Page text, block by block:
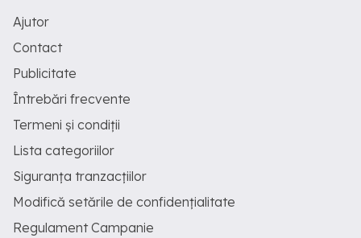
Ajutor
Contact
Publicitate
Întrebări frecvente
Termeni și condiții
Lista categoriilor
Siguranța tranzacțiilor
Modifică setările de confidențialitate
Regulament Campanie